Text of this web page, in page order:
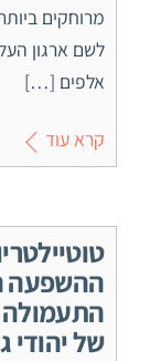
מרוחקים
לשם ארגון
אלפים […]
קרא עוד
ההשפעה
התעמולה
של יהודי